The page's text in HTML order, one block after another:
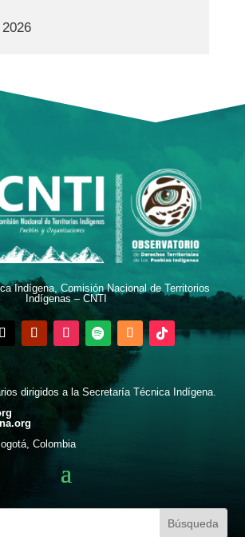
Indígena, Comisión Nacional de Territorios
Indígenas – CNTI
dirigidos a la Secretaría Técnica Indígena.
Colombia